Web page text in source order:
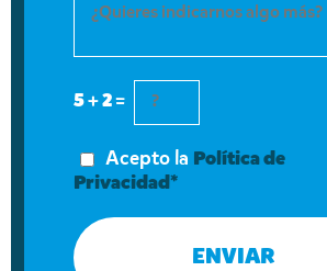
5 + 2 =
Acepto la Política de
Privacidad*
ENVIAR